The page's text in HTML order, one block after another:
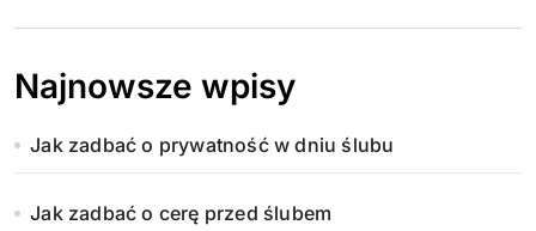
Najnowsze wpisy
Jak zadbać o prywatność w dniu ślubu
Jak zadbać o cerę przed ślubem